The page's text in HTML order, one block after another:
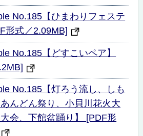
No.185【ひまわりフェステ
形式／2.09MB]
No.185【どすこいペア】
No.185【灯ろう流し、しも
んどん祭り、小貝川花火大
会、下館盆踊り】 [PDF形